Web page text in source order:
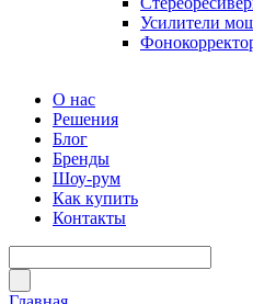
Усилители
О нас
Решения
Блог
Бренды
Шоу-рум
Как купить
Контакты